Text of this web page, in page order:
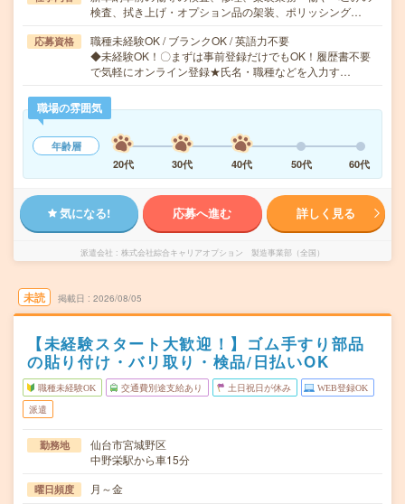
検査、拭き上げ・オプション品の架装、ポリッシング…
応募資格
職種未経験OK / ブランクOK / 英語力不要
◆未経験OK！〇まずは事前登録だけでもOK！履歴書不要
で気軽にオンライン登録★氏名・職種などを入力す…
職場の雰囲気
年齢層
20代
30代 40代 50代 60代
気になる! 応募へ進む 詳しく見る
派遣会社 株式会社綜合キャリアオプション 製造事業部（全国）
未読 掲載日 2026/08/05
【未経験スタート大歓迎！】ゴム手すり部品
の貼り付け・バリ取り・検品/日払いOK
職種未経験OK 交通費別途支給あり 土日祝日が休み WEB登録OK
派遣
勤務地
仙台市宮城野区
中野栄駅から車15分
曜日頻度 月～金